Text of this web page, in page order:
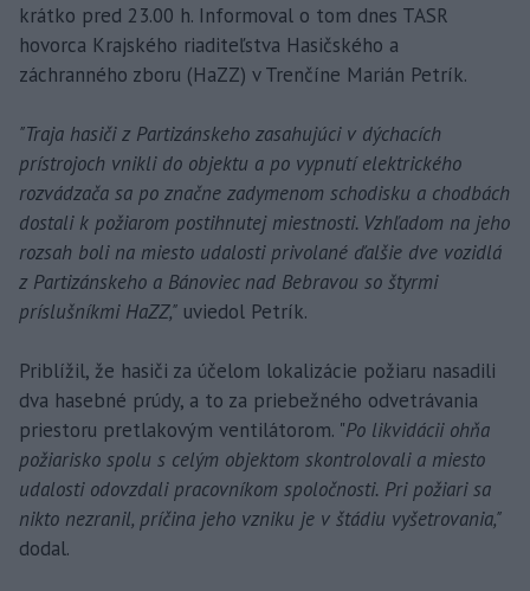
krátko pred 23.00 h. Informoval o tom dnes TASR
hovorca Krajského riaditeľstva Hasičského a
záchranného zboru (HaZZ) v Trenčíne Marián Petrík.
"Traja hasiči z Partizánskeho zasahujúci v dýchacích
prístrojoch vnikli do objektu a po vypnutí elektrického
rozvádzača sa po značne zadymenom schodisku a chodbách
dostali k požiarom postihnutej miestnosti. Vzhľadom na jeho
rozsah boli na miesto udalosti privolané ďalšie dve vozidlá
z Partizánskeho a Bánoviec nad Bebravou so štyrmi
príslušníkmi HaZZ," uviedol Petrík.
Priblížil, že hasiči za účelom lokalizácie požiaru nasadili
dva hasebné prúdy, a to za priebežného odvetrávania
priestoru pretlakovým ventilátorom. "Po likvidácii ohňa
požiarisko spolu s celým objektom skontrolovali a miesto
udalosti odovzdali pracovníkom spoločnosti. Pri požiari sa
nikto nezranil, príčina jeho vzniku je v štádiu vyšetrovania,"
dodal.